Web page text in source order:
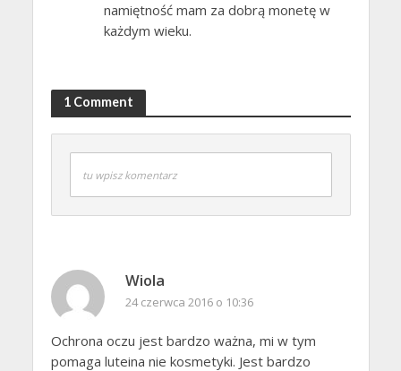
namiętność mam za dobrą monetę w
każdym wieku.
1 Comment
tu wpisz komentarz
Wiola
24 czerwca 2016 o 10:36
Ochrona oczu jest bardzo ważna, mi w tym
pomaga luteina nie kosmetyki. Jest bardzo